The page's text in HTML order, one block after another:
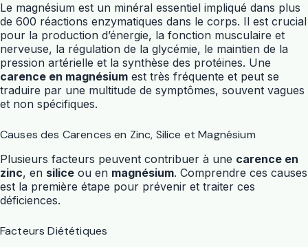
Le magnésium est un minéral essentiel impliqué dans plus
de 600 réactions enzymatiques dans le corps. Il est crucial
pour la production d’énergie, la fonction musculaire et
nerveuse, la régulation de la glycémie, le maintien de la
pression artérielle et la synthèse des protéines. Une
carence en magnésium est très fréquente et peut se
traduire par une multitude de symptômes, souvent vagues
et non spécifiques.
Causes des Carences en Zinc, Silice et Magnésium
Plusieurs facteurs peuvent contribuer à une carence en
zinc, en silice ou en magnésium. Comprendre ces causes
est la première étape pour prévenir et traiter ces
déficiences.
Facteurs Diététiques